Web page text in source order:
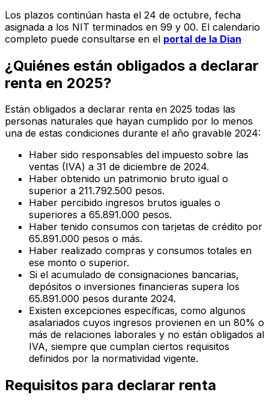
Los plazos continúan hasta el 24 de octubre, fecha
asignada a los NIT terminados en 99 y 00. El calendario
completo puede consultarse en el portal de la Dian
¿Quiénes están obligados a declarar
renta en 2025?
Están obligados a declarar renta en 2025 todas las
personas naturales que hayan cumplido por lo menos
una de estas condiciones durante el año gravable 2024:
Haber sido responsables del impuesto sobre las
ventas (IVA) a 31 de diciembre de 2024.
Haber obtenido un patrimonio bruto igual o
superior a 211.792.500 pesos.
Haber percibido ingresos brutos iguales o
superiores a 65.891.000 pesos.
Haber tenido consumos con tarjetas de crédito por
65.891.000 pesos o más.
Haber realizado compras y consumos totales en
ese monto o superior.
Si el acumulado de consignaciones bancarias,
depósitos o inversiones financieras supera los
65.891.000 pesos durante 2024.
Existen excepciones específicas, como algunos
asalariados cuyos ingresos provienen en un 80% o
más de relaciones laborales y no están obligados al
IVA, siempre que cumplan ciertos requisitos
definidos por la normatividad vigente.
Requisitos para declarar renta